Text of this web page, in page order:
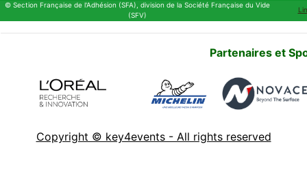
© Section Française de l'Adhésion (SFA), division de la Société Française du Vide
(SFV)
Partenaires et
Copyright © key4events - All rights reserved